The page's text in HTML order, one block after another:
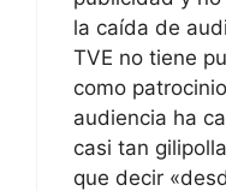
la caída de
TVE no tiene
como
audiencia ha
casi tan
que decir